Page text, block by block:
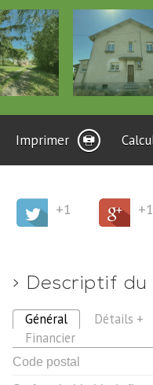
Imprimer
+1 +1
> Descriptif du
Général Détails +
Financier
Code postal